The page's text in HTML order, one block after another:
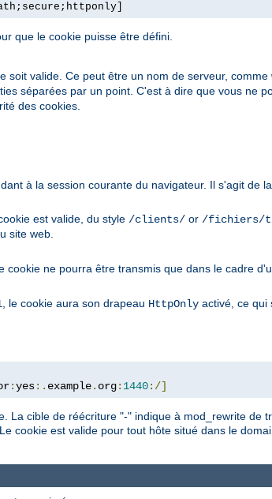
que le cookie puisse être défini.
soit valide. Ce peut être un nom de serveur, comme
séparées par un point. C'est à dire que vous ne
des cookies.
à la session courante du navigateur. Il s'agit de
est valide, du style /clients/ or /fichiers/
site web.
cookie ne pourra être transmis que dans le cadre
, le cookie aura son drapeau HttpOnly activé, ce qui
:yes:. example. org: 1440:/]
La cible de réécriture "-" indique à mod_rewrite de
cookie est valide pour tout hôte situé dans le